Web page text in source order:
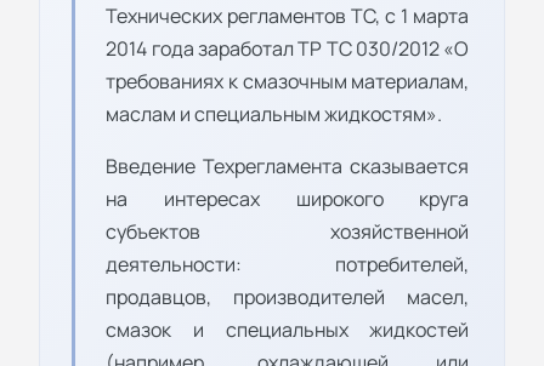
Технических регламентов ТС, с 1 марта
2014 года заработал ТР ТС 030/2012 «O
требованиях к смазoчным материалам,
маcлам и cпециальным жидкоcтям».
Введение Техрегламента сказывается
на интересах широкого круга
субъектов хозяйственной
деятельности: потребителей,
продавцов, производителей масел,
смазок и специальных жидкостей